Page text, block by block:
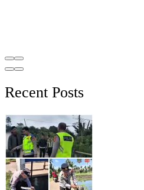
Recent Posts